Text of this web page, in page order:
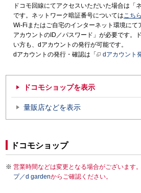
ドコモ回線にてアクセスいただいた場合は「
です。ネットワーク暗証番号についてはこちら
Wi-Fiまたはご自宅のインターネット環境にて
アカウントのID／パスワード」が必要です。
い方も、dアカウントの発行が可能です。
dアカウントの発行・確認は「
dアカウント
ドコモショップを表示
量販店などを表示
ドコモショップ
営業時間などは変更となる場合がございます
プ／d gardenからご確認ください。